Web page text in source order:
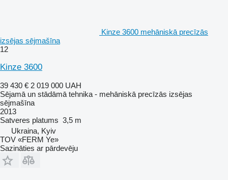
Kinze 3600 mehāniskā precīzās
izsējas sējmašīna
12
Kinze 3600
39 430 € 2 019 000 UAH
Sējamā un stādāmā tehnika - mehāniskā precīzās izsējas
sējmašīna
2013
Satveres platums 3,5 m
Ukraina, Kyiv
TOV «FERM Ye»
Sazināties ar pārdevēju